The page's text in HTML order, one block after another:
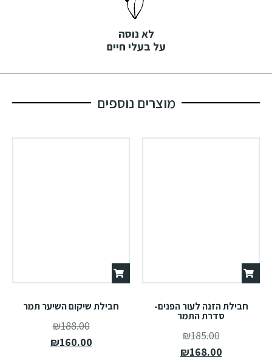
לא נוסה
על בעלי חיים
מוצרים נוספים
חבילת הזנה לעור הפנים-
סדרת התמר
₪185.00
₪168.00
חבילת שיקום השיער תמר
₪188.00
₪160.00